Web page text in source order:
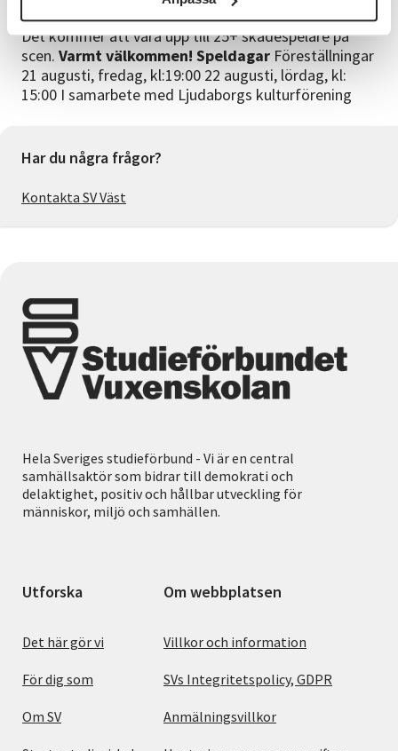
är två akter och beräknas ta ca två timmar plus paus.
Det kommer att vara upp till 25+ skådespelare på
scen. Varmt välkommen! Speldagar Föreställningar
21 augusti, fredag, kl:19:00 22 augusti, lördag, kl:
15:00 I samarbete med Ljudaborgs kulturförening
Har du några frågor?
Kontakta SV Väst
Hela Sveriges studieförbund - Vi är en central
samhällsaktör som bidrar till demokrati och
delaktighet, positiv och hållbar utveckling för
människor, miljö och samhällen.
Utforska
Det här gör vi
För dig som
Om SV
Om webbplatsen
Villkor och information
SVs Integritetspolicy, GDPR
Anmälningsvillkor